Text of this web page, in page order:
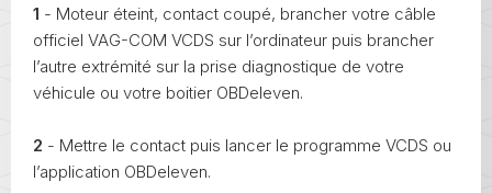
1 - Moteur éteint, contact coupé, brancher votre câble
officiel VAG-COM VCDS sur l’ordinateur puis brancher
l’autre extrémité sur la prise diagnostique de votre
véhicule ou votre boitier OBDeleven.
2 - Mettre le contact puis lancer le programme VCDS ou
l’application OBDeleven.